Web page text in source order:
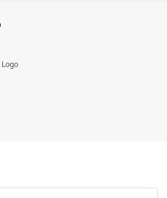
Logo